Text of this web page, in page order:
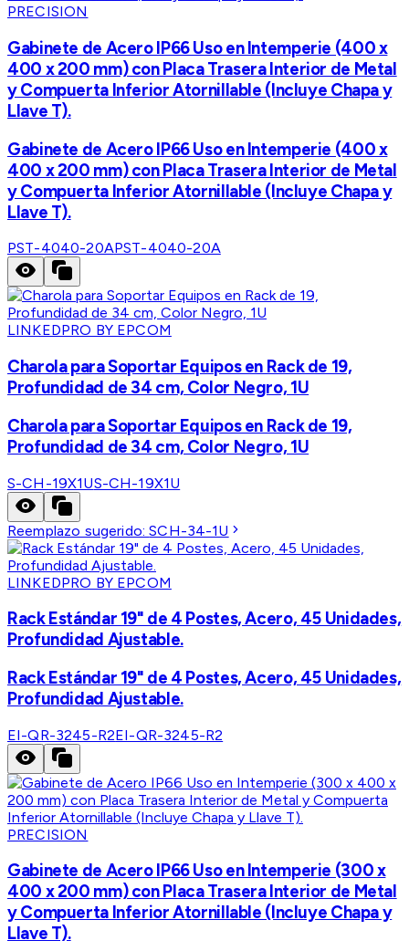
PRECISION
Gabinete de Acero IP66 Uso en Intemperie (400 x
400 x 200 mm) con Placa Trasera Interior de Metal
y Compuerta Inferior Atornillable (Incluye Chapa y
Llave T).
Gabinete de Acero IP66 Uso en Intemperie (400 x
400 x 200 mm) con Placa Trasera Interior de Metal
y Compuerta Inferior Atornillable (Incluye Chapa y
Llave T).
PST-4040-20APST-4040-20A
LINKEDPRO BY EPCOM
Charola para Soportar Equipos en Rack de 19,
Profundidad de 34 cm, Color Negro, 1U
Charola para Soportar Equipos en Rack de 19,
Profundidad de 34 cm, Color Negro, 1U
S-CH-19X1US-CH-19X1U
Reemplazo sugerido:SCH-34-1U
LINKEDPRO BY EPCOM
Rack Estándar 19" de 4 Postes, Acero, 45 Unidades,
Profundidad Ajustable.
Rack Estándar 19" de 4 Postes, Acero, 45 Unidades,
Profundidad Ajustable.
EI-QR-3245-R2EI-QR-3245-R2
PRECISION
Gabinete de Acero IP66 Uso en Intemperie (300 x
400 x 200 mm) con Placa Trasera Interior de Metal
y Compuerta Inferior Atornillable (Incluye Chapa y
Llave T).